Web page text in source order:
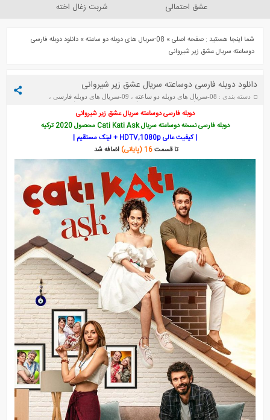
عشق احتمالی شربت زغال اخته
قانون طبیعت بالا و پایین استانبول
در برزخ هنوز هفده سالشه
بی سرپرست ها
شما اینجا هستید :صفحه اصلی» 08-سریال های دوبله دو ساعته »دانلود دوبله فارسی
دوساعته سریال عشق زیر شیروانی
دانلود دوبله فارسی دوساعته سریال عشق زیر شیروانی
دسته بندی : 08-سریال های دوبله دو ساعته ، 09-سریال های دوبله فارسی
،
عشق زیر شیروانی عشق زیر شیروانی (Cati Kati Ask)
تاریخ :
دوبله فارسی دوساعته سریال عشق زیر شیروانی
دوبله فارسی نسخه دوساعته سریال Cati Kati Ask محصول 2020 ترکیه
| کیفیت عالی HDTV,1080p + لینک مستقیم |
تا قسمت16 (پایانی) اضافه شد